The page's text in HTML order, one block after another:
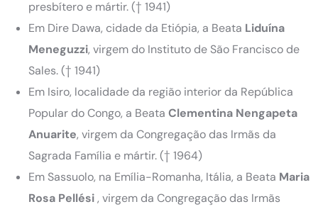
presbítero e mártir.(† 1941)
Em Dire Dawa, cidade da Etiópia, a Beata Liduína
Meneguzzi, virgem do Instituto de São Francisco de
Sales.(† 1941)
Em Isiro, localidade da região interior da República
Popular do Congo, a Beata Clementina Nengapeta
Anuarite, virgem da Congregação das Irmãs da
Sagrada Família e mártir.(† 1964)
Em Sassuolo, na Emília-Romanha, Itália, a Beata Maria
Rosa Pellési, virgem da Congregação das Irmãs